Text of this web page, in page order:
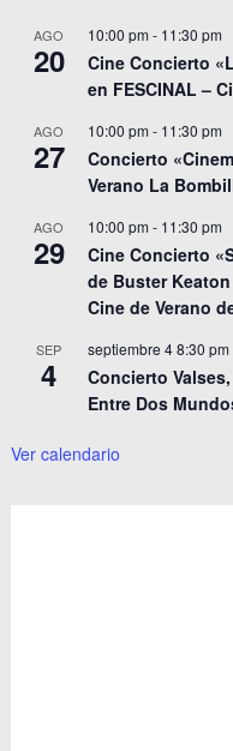
AGO
20
10:00 pm - 11:30 pm
Cine Concierto
en FESCINAL –
AGO
27
10:00 pm - 11:30 pm
Concierto
Verano La
AGO
29
10:00 pm - 11:30 pm
Cine Concierto
de Buster
Cine de Verano
SEP
4
septiembre 4 8:30 pm
Concierto
Entre Dos
Ver calendario